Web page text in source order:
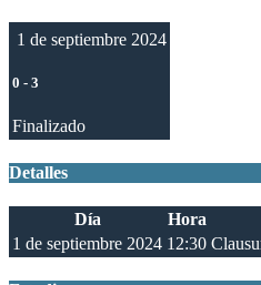
1 de septiembre 2024
0 - 3
Finalizado
Detalles
Día Hora
1 de septiembre 2024 12:30